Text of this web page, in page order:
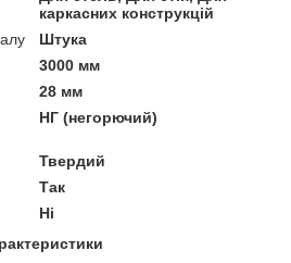
каркасних конструкцій
Штука
3000 мм
28 мм
НГ (негорючий)
Твердий
Так
Ні